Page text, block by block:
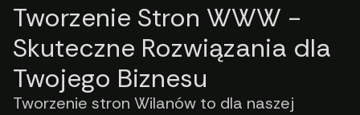
Tworzenie Stron WWW -
Skuteczne Rozwiązania dla
Twojego Biznesu
Tworzenie stron Wilanów to dla naszej